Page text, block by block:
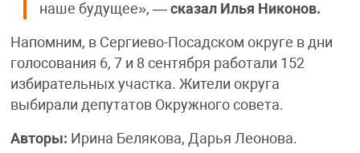
наше будущее», — сказал Илья Никонов.
Напомним, в Сергиево-Посадском округе в дни
голосования 6, 7 и 8 сентября работали 152
избирательных участка. Жители округа
выбирали депутатов Окружного совета.
Авторы: Ирина Белякова, Дарья Леонова.